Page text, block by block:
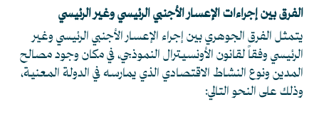
الفرق بين إجراءات الإعسار الأجنبي الرئيسي وغير الرئيسي
يتمثل الفرق الجوهري بين إجراء الإعسار الأجنبي الرئيسي وغير
الرئيسي وفقاً لقانون الأونسيترال النموذجي، في مكان وجود مصالح
المدين ونوع النشاط الاقتصادي الذي يمارسه في الدولة المعنية،
وذلك على النحو التالي: